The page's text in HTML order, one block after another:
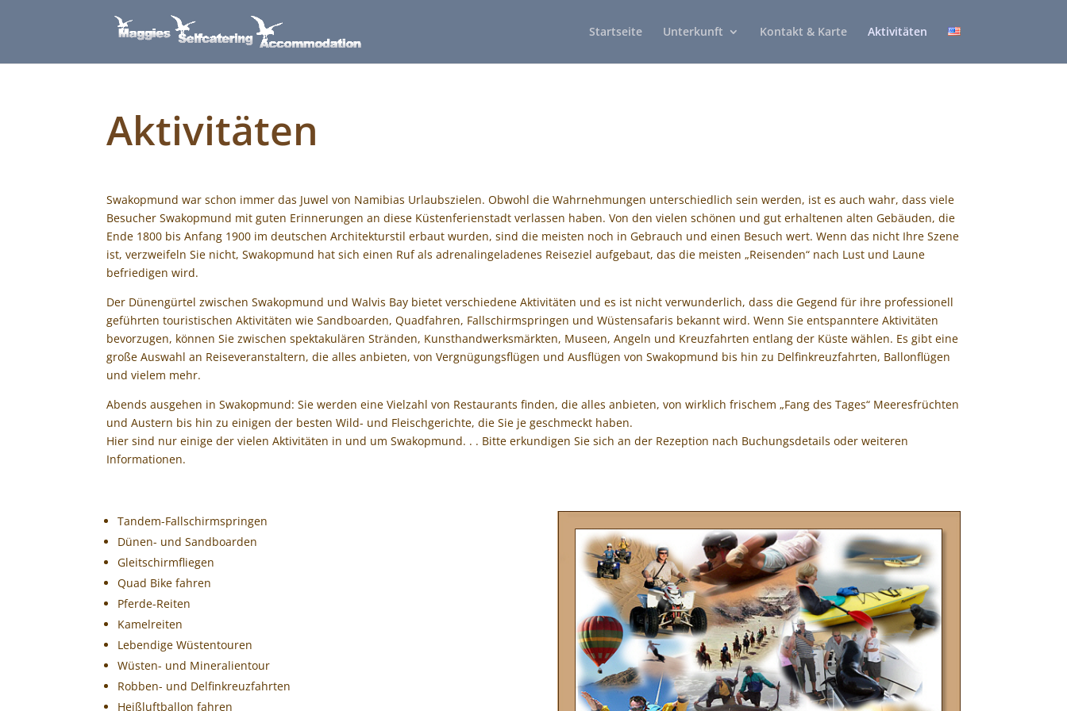
Startseite Unterkunft Kontakt & Karte Aktivitäten
Aktivitäten
Swakopmund war schon immer das Juwel von Namibias Urlaubszielen. Obwohl die Wahrnehmungen unterschiedlich sein werden, ist es auch wahr, dass viele
Besucher Swakopmund mit guten Erinnerungen an diese Küstenferienstadt verlassen haben. Von den vielen schönen und gut erhaltenen alten Gebäuden, die
Ende 1800 bis Anfang 1900 im deutschen Architekturstil erbaut wurden, sind die meisten noch in Gebrauch und einen Besuch wert. Wenn das nicht Ihre Szene
ist, verzweifeln Sie nicht, Swakopmund hat sich einen Ruf als adrenalingeladenes Reiseziel aufgebaut, das die meisten „Reisenden“ nach Lust und Laune
befriedigen wird.
Der Dünengürtel zwischen Swakopmund und Walvis Bay bietet verschiedene Aktivitäten und es ist nicht verwunderlich, dass die Gegend für ihre professionell
geführten touristischen Aktivitäten wie Sandboarden, Quadfahren, Fallschirmspringen und Wüstensafaris bekannt wird. Wenn Sie entspanntere Aktivitäten
bevorzugen, können Sie zwischen spektakulären Stränden, Kunsthandwerksmärkten, Museen, Angeln und Kreuzfahrten entlang der Küste wählen. Es gibt eine
große Auswahl an Reiseveranstaltern, die alles anbieten, von Vergnügungsflügen und Ausflügen von Swakopmund bis hin zu Delfinkreuzfahrten, Ballonflügen
und vielem mehr.
Abends ausgehen in Swakopmund: Sie werden eine Vielzahl von Restaurants finden, die alles anbieten, von wirklich frischem „Fang des Tages“ Meeresfrüchten
und Austern bis hin zu einigen der besten Wild- und Fleischgerichte, die Sie je geschmeckt haben.
Hier sind nur einige der vielen Aktivitäten in und um Swakopmund. . . Bitte erkundigen Sie sich an der Rezeption nach Buchungsdetails oder weiteren
Informationen.
Tandem-Fallschirmspringen
Dünen- und Sandboarden
Gleitschirmfliegen
Quad Bike fahren
Pferde-Reiten
Kamelreiten
Lebendige Wüstentouren
Wüsten- und Mineralientour
Robben- und Delfinkreuzfahrten
Heißluftballon fahren